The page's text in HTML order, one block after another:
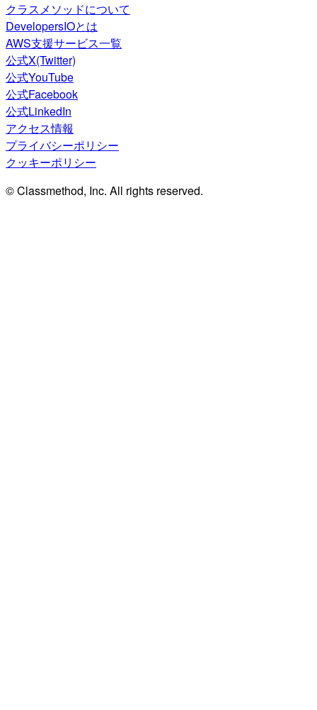
クラスメソッドについて
DevelopersIOとは
AWS支援サービス一覧
公式X(Twitter)
公式YouTube
公式Facebook
公式LinkedIn
アクセス情報
プライバシーポリシー
クッキーポリシー
© Classmethod, Inc. All rights reserved.